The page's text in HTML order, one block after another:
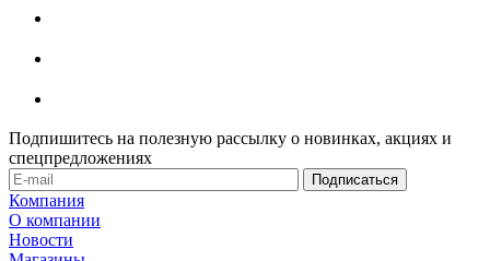
Подпишитесь на полезную рассылку о новинках, акциях и
спецпредложениях
Компания
О компании
Новости